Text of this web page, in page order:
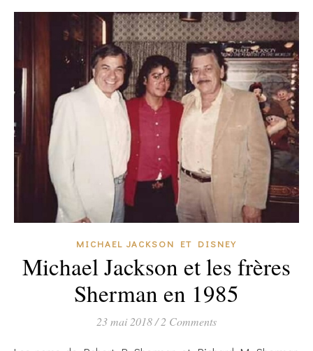
MICHAEL JACKSON ET DISNEY
Michael Jackson et les frères
Sherman en 1985
23 mai 2018/2 Comments